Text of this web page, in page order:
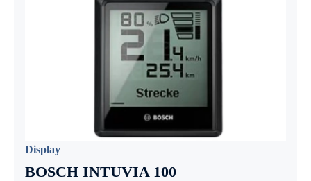
Display
BOSCH INTUVIA 100